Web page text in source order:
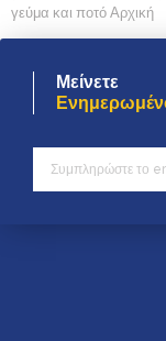
γεύμα και ποτό Αρχική
Μείνετε